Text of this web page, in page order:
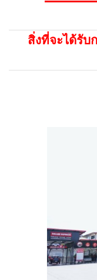
สิ่งที่จะได้รับ